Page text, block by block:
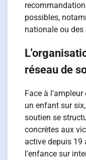
possibles,
nationale ou des
réseau de
Face à
un enfant sur
soutien se
concrètes aux
active depuis 19
l'enfance sur